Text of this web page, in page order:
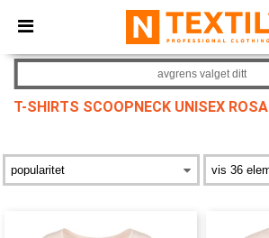
× Ntextil-app
Bedre priser i appen!
T-SHIRTS SCOOPNECK UNISEX ROSA
avgrens valget ditt